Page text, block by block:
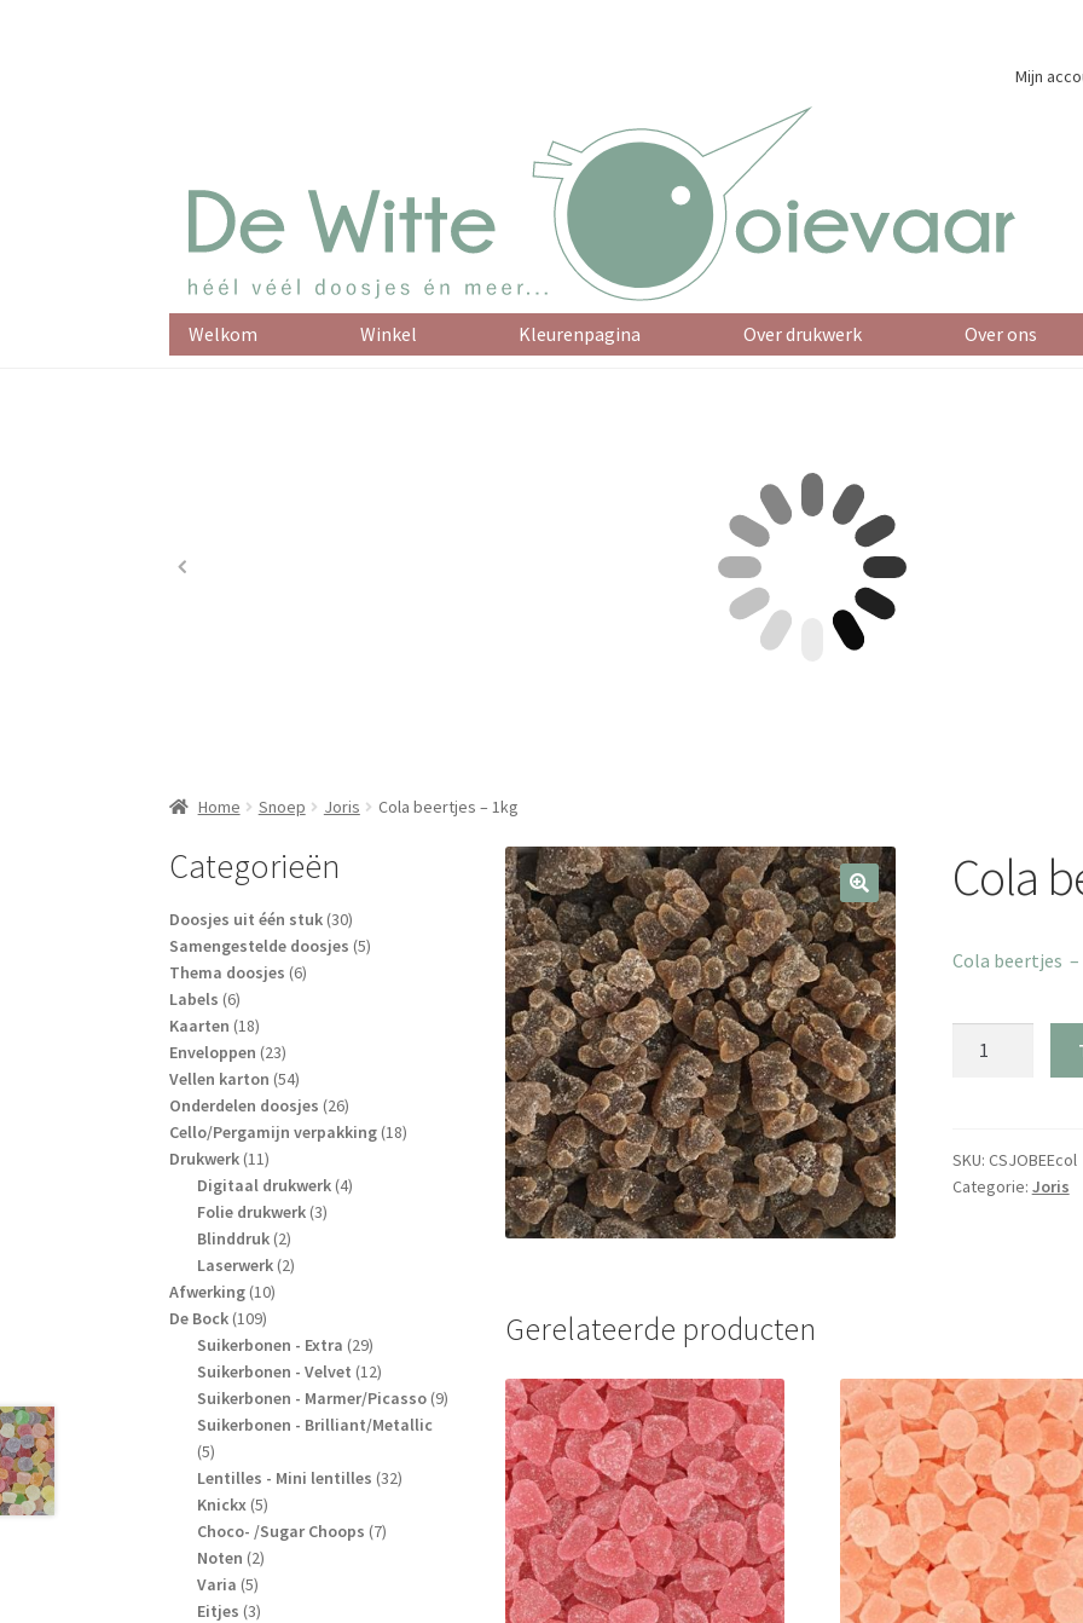
Mijn
Welkom Winkel Kleurenpagina Over drukwerk Over ons
Home Snoep Joris Cola beertjes – 1kg
Cola
Cola beertjes
aantal
SKU: CSJOBEEcol
Categorie: Joris
Gerelateerde producten
Categorieën
Doosjes uit één stuk 3030
producten
Samengestelde doosjes 55
Thema doosjes 66
Labels 66
producten
Kaarten 1818
producten
Enveloppen 2323
producten
Vellen karton 5454
producten
Onderdelen doosjes 2626
producten
Cello/Pergamijn verpakking 1818
Drukwerk 1111
producten
Digitaal drukwerk 44
Folie drukwerk 33
Blinddruk 22
producten
Laserwerk 22
Afwerking 1010
De Bock 109109
producten
Suikerbonen - Extra 2929
producten
Suikerbonen - Velvet 1212
producten
Suikerbonen - Marmer/Picasso 99
producten
Suikerbonen - Brilliant/Metallic
55
producten
Lentilles - Mini lentilles 3232
Knickx 55
producten
Choco- /Sugar Choops 77
Noten 22
Varia 55
producten
Eitjes 33